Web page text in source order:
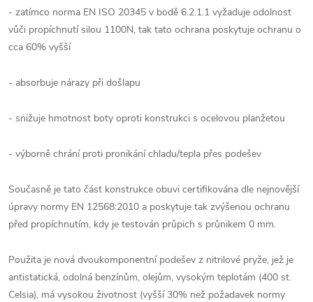
- zatímco norma EN ISO 20345 v bodě 6.2.1.1 vyžaduje odolnost
vůči propíchnutí silou 1100N, tak tato ochrana poskytuje ochranu o
cca 60% vyšší
- absorbuje nárazy při došlapu
- snižuje hmotnost boty oproti konstrukci s ocelovou planžetou
- výborně chrání proti pronikání chladu/tepla přes podešev
Současně je tato část konstrukce obuvi certifikována dle nejnovější
úpravy normy EN 12568:2010 a poskytuje tak zvýšenou ochranu
před propíchnutím, kdy je testován průpich s průnikem 0 mm.
Použita je nová dvoukomponentní podešev z nitrilové pryže, jež je
antistatická, odolná benzínům, olejům, vysokým teplotám (400 st.
Celsia), má vysokou životnost (vyšší 30% než požadavek normy